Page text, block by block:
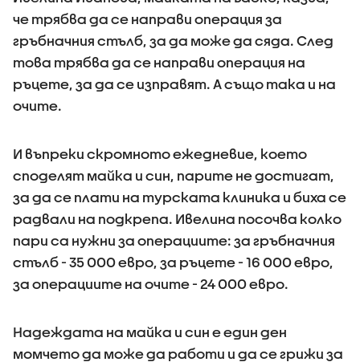
че трябва да се направи операция за
гръбначния стълб, за да може да сяда. След
това трябва да се направи операция на
ръцете, за да се изправят. А също така и на
очите.
И въпреки скромното ежедневие, което
споделят майка и син, парите не достигат,
за да се плати на турската клиника и биха се
радвали на подкрепа. Ивелина посочва колко
пари са нужни за операциите: за гръбначния
стълб - 35 000 евро, за ръцете - 16 000 евро,
за операциите на очите - 24 000 евро.
Надеждата на майка и син е един ден
момчето да може да работи и да се грижи за